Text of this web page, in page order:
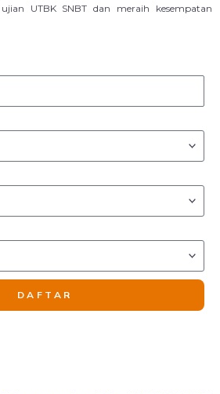
UTBK SNBT dan meraih kesempatan
DAFTAR